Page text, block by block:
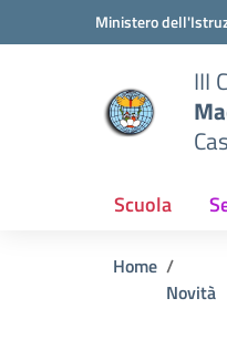
Vai ai contenuti
Vai al menu di navigazione
Ministero
III
Scuola
Home
Novità